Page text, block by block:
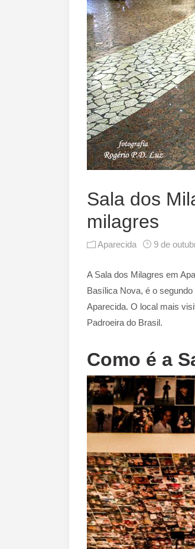
Sala dos
milagres
Aparecida 9 de
A Sala dos Milagres em
Basílica Nova, é o
Aparecida. O local mais
Padroeira do Brasil.
Como é a